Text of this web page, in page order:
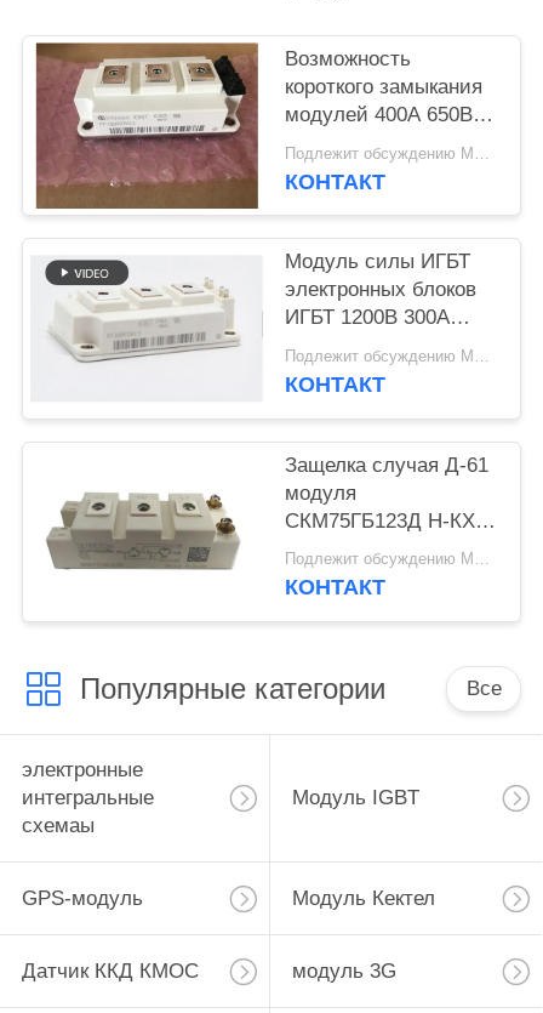
Возможность
короткого замыкания
модулей 400А 650В
ФФ400Р07КЭ4 ИГБТ
высокая
Подлежит обсуждению MOQ:1шт
КОНТАКТ
Модуль силы ИГБТ
электронных блоков
ИГБТ 1200В 300А
ФФ300Р12КТ4
Подлежит обсуждению MOQ:10pcs
КОНТАКТ
Защелка случая Д-61
модуля
СКМ75ГБ123Д Н-КХ
1200В 75А 7-Пин
Транс ИГБТ вверх по
Подлежит обсуждению MOQ:10pcs
КОНТАКТ
Популярные категории Все
электронные
интегральные
схемаы
Модуль IGBT
GPS-модуль Модуль Кектел
Датчик ККД КМОС модуль 3G